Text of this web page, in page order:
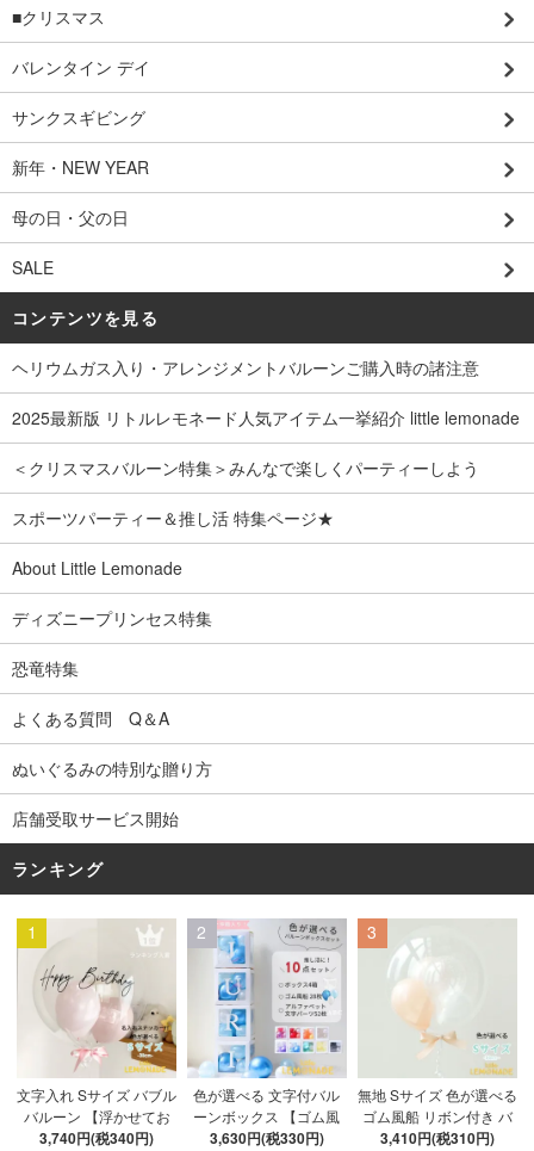
■クリスマス
バレンタイン デイ
サンクスギビング
新年・NEW YEAR
母の日・父の日
SALE
コンテンツを見る
ヘリウムガス入り・アレンジメントバルーンご購入時の諸注意
2025最新版 リトルレモネード人気アイテム一挙紹介 little lemonade
＜クリスマスバルーン特集＞みんなで楽しくパーティーしよう
スポーツパーティー＆推し活 特集ページ★
About Little Lemonade
ディズニープリンセス特集
恐竜特集
よくある質問 Q＆A
ぬいぐるみの特別な贈り方
店舗受取サービス開始
ランキング
1
文字入れ Sサイズ バブル
バルーン 【浮かせてお
届け】 バルーン
3,740円(税340円)
2
色が選べる 文字付バル
ーンボックス 【ゴム風
船&文字パーツ付き】 DI
3,630円(税330円)
3
無地 Sサイズ 色が選べる
ゴム風船 リボン付き バ
ブルバルーン 【浮かせ
3,410円(税310円)